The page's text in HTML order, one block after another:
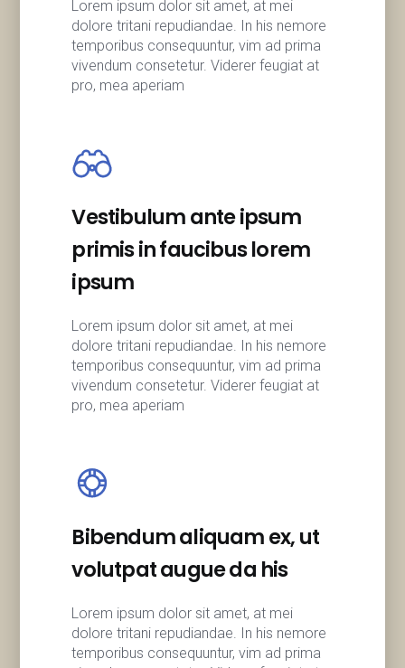
Lorem ipsum dolor sit amet, at mei
dolore tritani repudiandae. In his nemore
temporibus consequuntur, vim ad prima
vivendum consetetur. Viderer feugiat at
pro, mea aperiam
Vestibulum ante ipsum
primis in faucibus lorem
ipsum
Lorem ipsum dolor sit amet, at mei
dolore tritani repudiandae. In his nemore
temporibus consequuntur, vim ad prima
vivendum consetetur. Viderer feugiat at
pro, mea aperiam
Bibendum aliquam ex, ut
volutpat augue da his
Lorem ipsum dolor sit amet, at mei
dolore tritani repudiandae. In his nemore
temporibus consequuntur, vim ad prima